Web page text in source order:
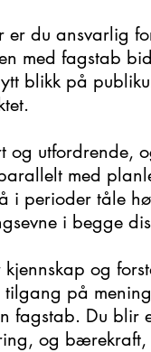
er du ansvarlig
med fagstab
blikk på
utfordrende,
med
i perioder tåle
i begge
og
på
Du blir
og bærekraft,